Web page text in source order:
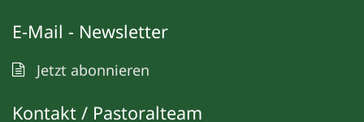
E-Mail - Newsletter
Jetzt abonnieren
Kontakt / Pastoralteam